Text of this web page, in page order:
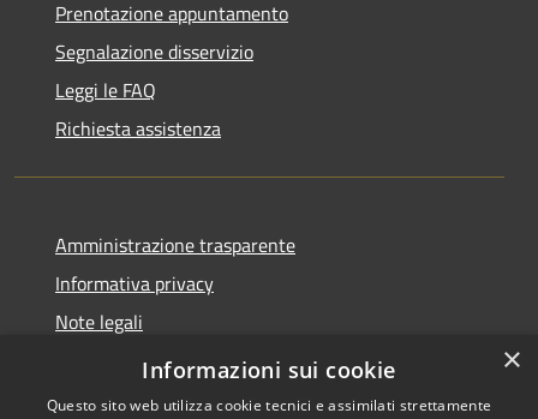
Prenotazione appuntamento
Segnalazione disservizio
Leggi le FAQ
Richiesta assistenza
Amministrazione trasparente
Informativa privacy
Note legali
Dichiarazione di accessibilità
×
Informazioni sui cookie
Questo sito web utilizza cookie tecnici e assimilati strettamente